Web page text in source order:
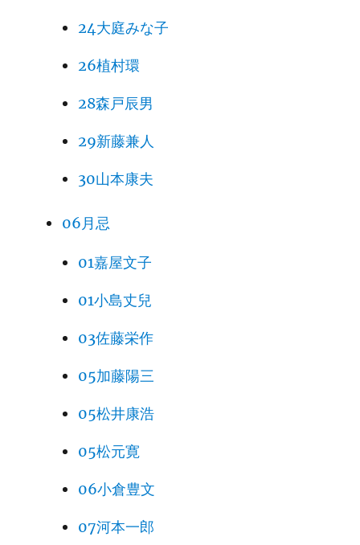
24大庭みな子
26植村環
28森戸辰男
29新藤兼人
30山本康夫
06月忌
01嘉屋文子
01小島丈兒
03佐藤栄作
05加藤陽三
05松井康浩
05松元寛
06小倉豊文
07河本一郎